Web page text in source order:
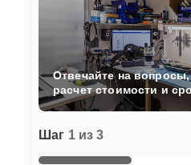
Шаг 1 из 3
Отвечайте на
расчет стоимости и